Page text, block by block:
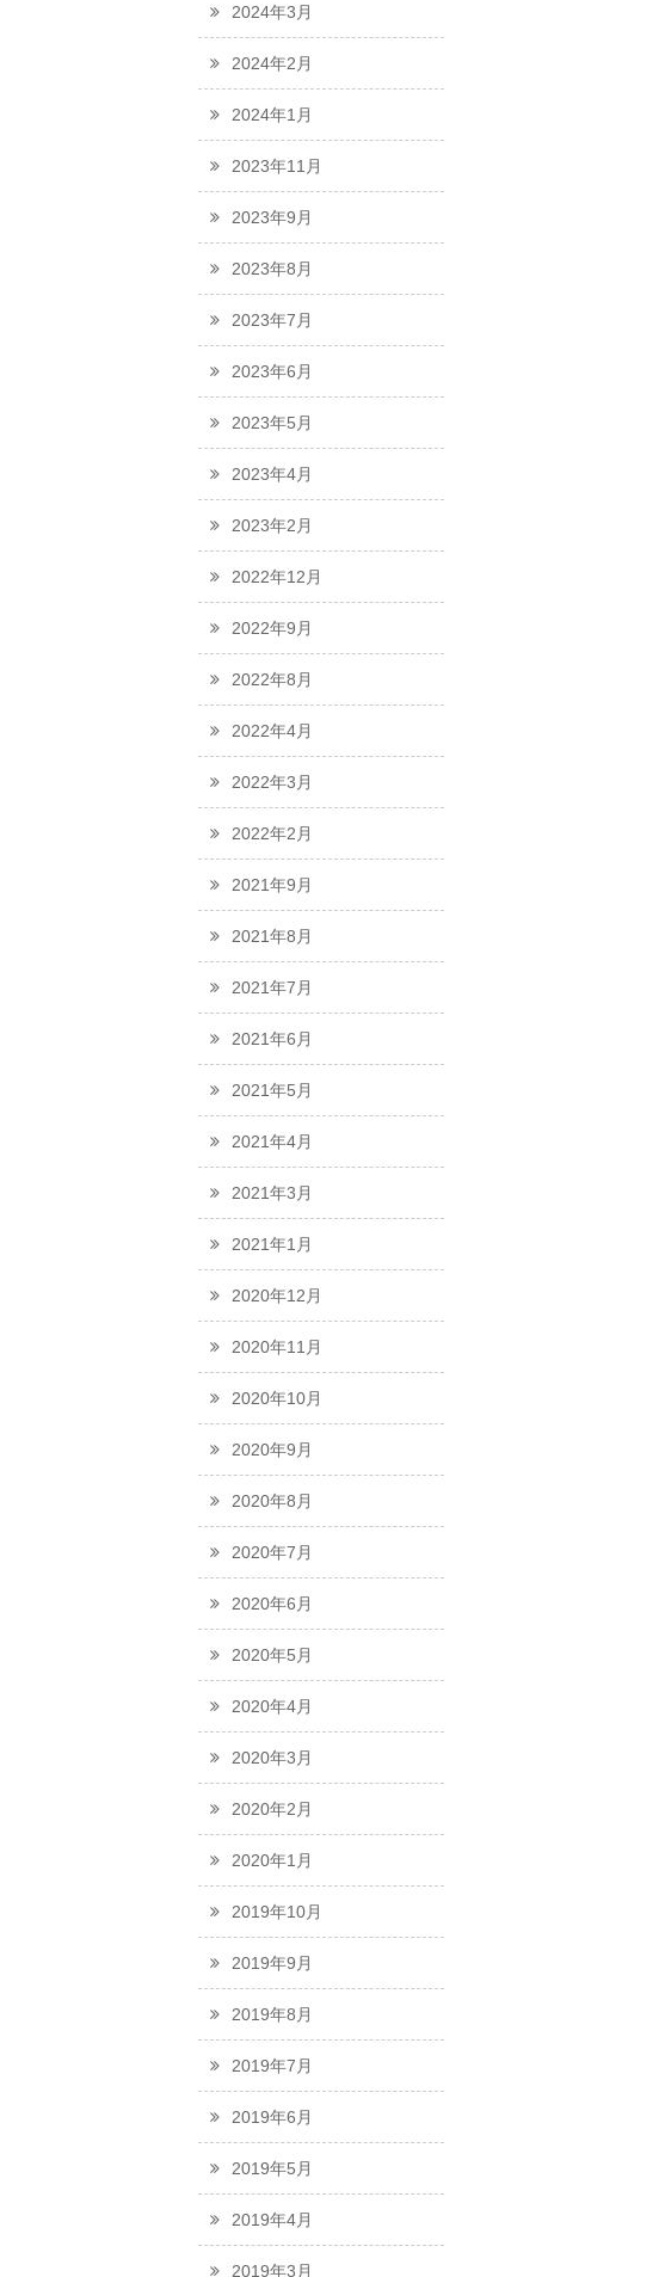
2024年3月
2024年2月
2024年1月
2023年11月
2023年9月
2023年8月
2023年7月
2023年6月
2023年5月
2023年4月
2023年2月
2022年12月
2022年9月
2022年8月
2022年4月
2022年3月
2022年2月
2021年9月
2021年8月
2021年7月
2021年6月
2021年5月
2021年4月
2021年3月
2021年1月
2020年12月
2020年11月
2020年10月
2020年9月
2020年8月
2020年7月
2020年6月
2020年5月
2020年4月
2020年3月
2020年2月
2020年1月
2019年10月
2019年9月
2019年8月
2019年7月
2019年6月
2019年5月
2019年4月
2019年3月